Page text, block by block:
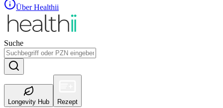
Über Healthii
Suche
Longevity Hub Rezept